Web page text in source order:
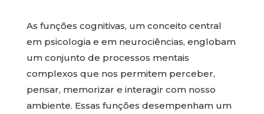
As funções cognitivas, um conceito central
em psicologia e em neurociências, englobam
um conjunto de processos mentais
complexos que nos permitem perceber,
pensar, memorizar e interagir com nosso
ambiente. Essas funções desempenham um